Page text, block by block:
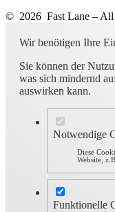
© 2026 Fast Lane – All
Wir benötigen Ihre
Sie können der
was sich mindernd
auswirken kann.
Notwendige
Diese
Website,
Funktionelle